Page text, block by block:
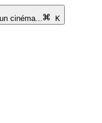
cinéma...
K